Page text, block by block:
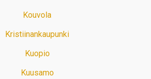
Kouvola
Kristiinankaupunki
Kuopio
Kuusamo